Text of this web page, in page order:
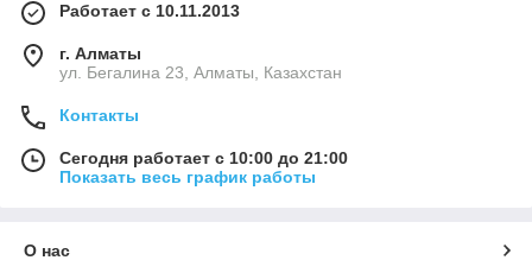
Работает с 10.11.2013
г. Алматы
ул. Бегалина 23, Алматы, Казахстан
Контакты
Сегодня работает с 10:00 до 21:00
Показать весь график работы
О нас